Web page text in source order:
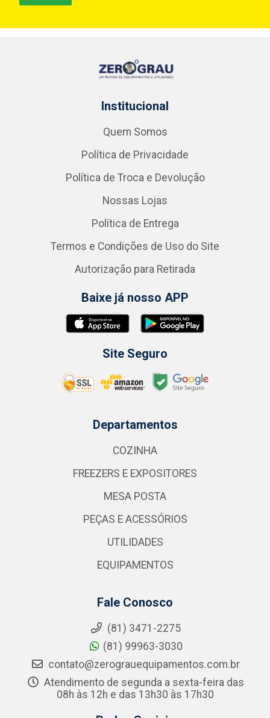
Institucional
Quem Somos
Política de Privacidade
Política de Troca e Devolução
Nossas Lojas
Política de Entrega
Termos e Condições de Uso do Site
Autorização para Retirada
Baixe já nosso APP
Site Seguro
Departamentos
COZINHA
FREEZERS E EXPOSITORES
MESA POSTA
PEÇAS E ACESSÓRIOS
UTILIDADES
EQUIPAMENTOS
Fale Conosco
(81) 3471-2275
(81) 99963-3030
contato@zerograuequipamentos.com.br
Atendimento de segunda a sexta-feira das
08h às 12h e das 13h30 às 17h30